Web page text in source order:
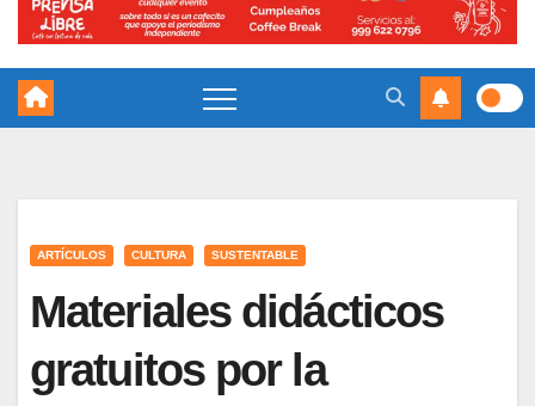
ARTÍCULOS CULTURA SUSTENTABLE
Materiales didácticos
gratuitos por la